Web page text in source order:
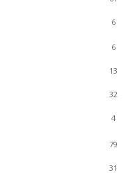
6
6
13
32
4
79
31